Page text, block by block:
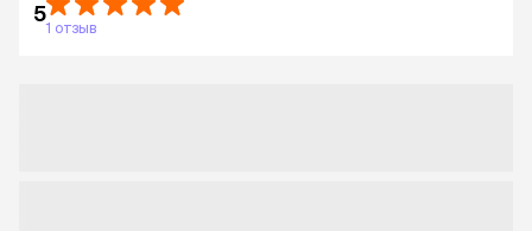
5
1 отзыв